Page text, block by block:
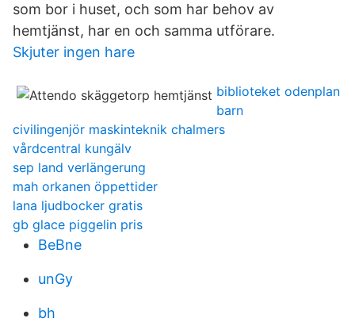
som bor i huset, och som har behov av
hemtjänst, har en och samma utförare.
Skjuter ingen hare
biblioteket odenplan
barn
civilingenjör maskinteknik chalmers
vårdcentral kungälv
sep land verlängerung
mah orkanen öppettider
lana ljudbocker gratis
gb glace piggelin pris
BeBne
unGy
bh